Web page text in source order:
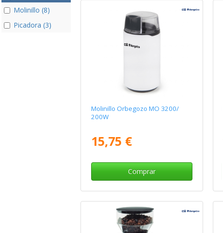
Molinillo (8)
Picadora (3)
Molinillo Orbegozo MO 3200/
200W
15,75 €
Comprar